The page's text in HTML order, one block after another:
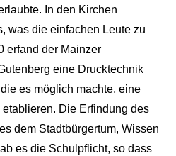
In den Kirchen
was die einfachen Leute zu
erfand der Mainzer
eine Drucktechnik
es möglich machte, eine
Die Erfindung des
dem Stadtbürgertum, Wissen
es die Schulpflicht, so dass